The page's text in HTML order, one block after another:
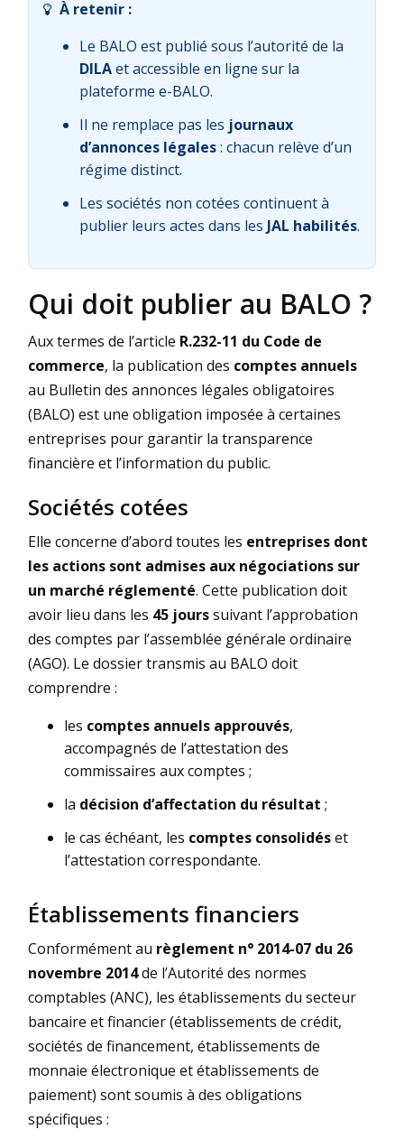
À retenir :
Le BALO est publié sous l’autorité de la
DILAet accessible en ligne sur la
plateforme e-BALO.
Il ne remplace pas les journaux
d’annonces légales: chacun relève d’un
régime distinct.
Les sociétés non cotées continuent à
publier leurs actes dans les JAL habilités.
Qui doit publier au BALO ?
Aux termes de l’article R.232-11 du Code de
commerce, la publication des comptes annuels
au Bulletin des annonces légales obligatoires
(BALO) est une obligation imposée à certaines
entreprises pour garantir la transparence
financière et l’information du public.
Sociétés cotées
Elle concerne d’abord toutes les entreprises dont
les actions sont admises aux négociations sur
un marché réglementé. Cette publication doit
avoir lieu dans les 45 jourssuivant l’approbation
des comptes par l’assemblée générale ordinaire
(AGO). Le dossier transmis au BALO doit
comprendre :
les comptes annuels approuvés,
accompagnés de l’attestation des
commissaires aux comptes ;
la décision d’affectation du résultat ;
le cas échéant, les comptes consolidéset
l’attestation correspondante.
Établissements financiers
Conformément au règlement n° 2014-07 du 26
novembre 2014de l’Autorité des normes
comptables (ANC), les établissements du secteur
bancaire et financier (établissements de crédit,
sociétés de financement, établissements de
monnaie électronique et établissements de
paiement) sont soumis à des obligations
spécifiques :